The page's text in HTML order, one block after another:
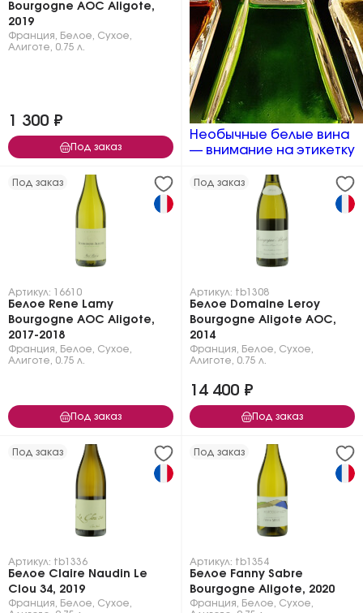
Bourgogne AOC Aligote,
2019
Франция Белое Сухое
Алиготе
0.75 л.
1 300 ₽
Под заказ
Необычные белые вина
— внимание на этикетку
Под заказ
Артикул: 16610
Белое Rene Lamy
Bourgogne AOC Aligote,
2017-2018
Франция Белое Сухое
Алиготе
0.75 л.
Под заказ
Под заказ
Артикул: tb1308
Белое Domaine Leroy
Bourgogne Aligote AOC,
2014
Франция Белое Сухое
Алиготе
0.75 л.
14 400 ₽
Под заказ
Под заказ
Артикул: tb1336
Белое Claire Naudin Le
Clou 34, 2019
Франция Белое Сухое
Под заказ
Артикул: tb1354
Белое Fanny Sabre
Bourgogne Aligote, 2020
Франция Белое Сухое